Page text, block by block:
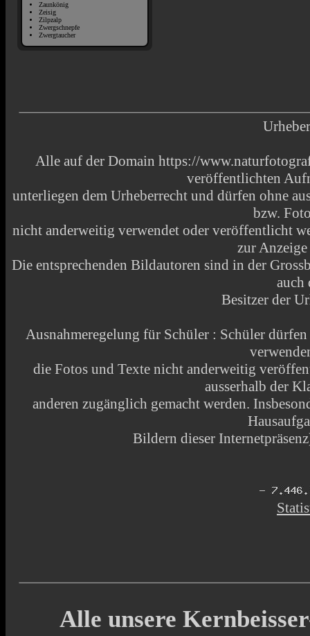
Zaunkönig
Zeisig
Zilpzalp
Zwergschnepfe
Zwergtaucher
Alle auf der Domain https://
veröffentlichten
unterliegen dem Urheberrecht und dürfen ohne
bzw.
nicht anderweitig verwendet oder veröffentlicht
zur
Die entsprechenden Bildautoren sind in der
auch
Besitzer der
Ausnahmeregelung für Schüler : Schüler
die Fotos und Texte nicht anderweitig
ausserhalb der
anderen zugänglich gemacht werden.
Bildern dieser
Alle unsere